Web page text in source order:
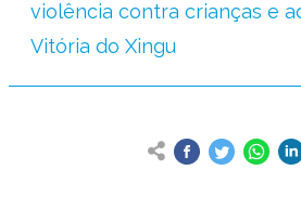
violência contra crianças e
Vitória do Xingu